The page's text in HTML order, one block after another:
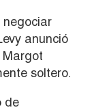
negociar
anunció
soltero.
de